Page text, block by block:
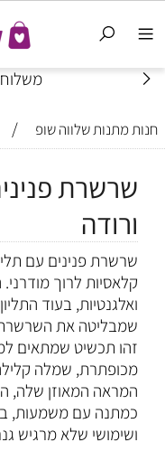
משלוחים
חנות מתנות שלווה שופ /
שרשרת
ורודה
שרשרת פנינים עם
קלאסיות לרוך מודרני.
ואלגנטיות, בעוד
שמבליטה את
זהו תכשיט שמתאים
מכופתרת, שמלה
המראה המאוזן שלה,
כמתנה עם משמעות,
ושימושי שלא מרגיש